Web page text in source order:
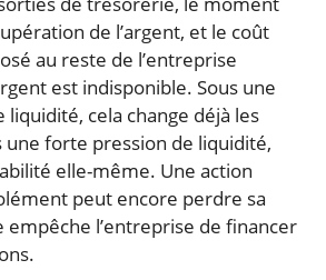
de l’argent, et le coût
au reste de l’entreprise
est indisponible. Sous une
liquidité, cela change déjà les
une forte pression de liquidité,
elle-même. Une action
peut encore perdre sa
empêche l’entreprise de financer